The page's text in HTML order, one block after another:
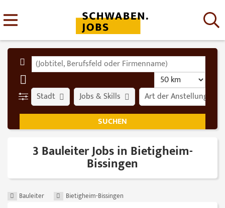
Stadt Art der Anstellung
Jobs & Skills
3 Bauleiter Jobs in Bietigheim-
Bissingen
Bauleiter Bietigheim-Bissingen